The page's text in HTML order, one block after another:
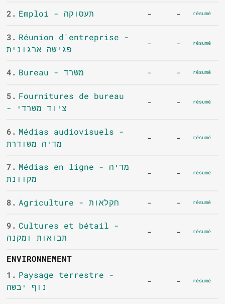
2. Emploi - תעסוקה - - résumé
3. Réunion d'entreprise -
פגישה ארגונית
- - résumé
4. Bureau - משרד - - résumé
5. Fournitures de bureau
- ציוד משרדי
- - résumé
6. Médias audiovisuels -
מדיה משודרת
- - résumé
7. Médias en ligne - מדיה
מקוונת
- - résumé
8. Agriculture - חקלאות - - résumé
9. Cultures et bétail -
תבואות ומקנה
- - résumé
ENVIRONNEMENT
1. Paysage terrestre -
נוף יבשה
- - résumé